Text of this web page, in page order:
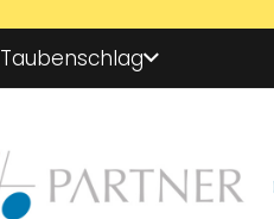
Taubenschlag